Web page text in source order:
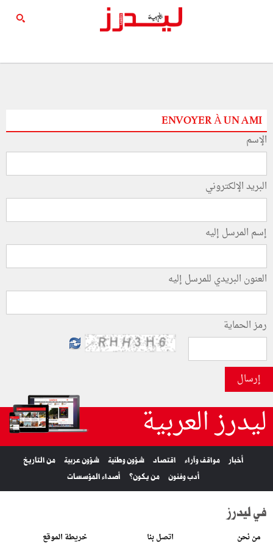
ENVOYER À UN AMI
الإسم
البريد الإلكتروني
إسم المرسل إليه
العنون البريدي للمرسل إليه
رمز الحماية
إرسال
ليدرز العربية
أخبار مواقف وآراء اقتصاد شؤون وطنية شؤون عربية
من التاريخ
أدب وفنون
من يكون؟ أصداء المؤسسات
في ليدرز
من نحن اتصل بنا خريطة الموقع